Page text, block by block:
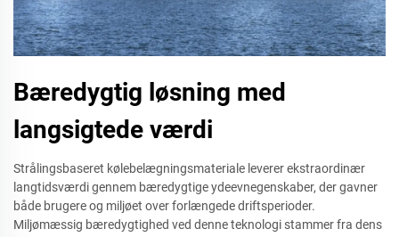
Bæredygtig løsning med
langsigtede værdi
Strålingsbaseret kølebelægningsmateriale leverer ekstraordinær
langtidsværdi gennem bæredygtige ydeevnegenskaber, der gavner
både brugere og miljøet over forlængede driftsperioder.
Miljømæssig bæredygtighed ved denne teknologi stammer fra dens